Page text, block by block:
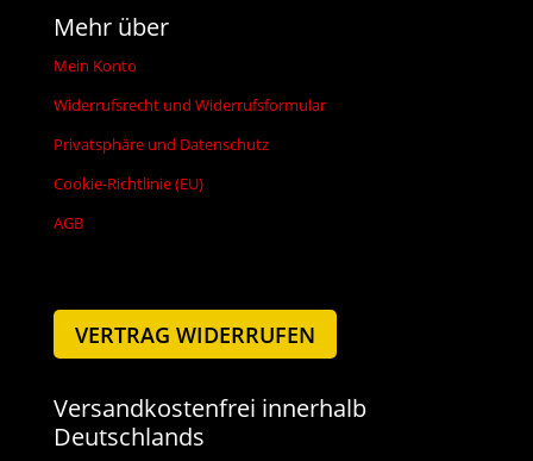
Mehr über
Mein Konto
Widerrufsrecht und Widerrufsformular
Privatsphäre und Datenschutz
Cookie-Richtlinie (EU)
AGB
VERTRAG WIDERRUFEN
Versandkostenfrei innerhalb
Deutschlands